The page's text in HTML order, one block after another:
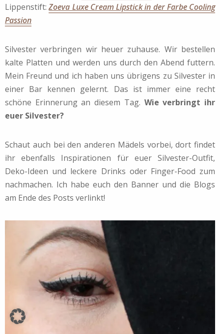
Lippenstift:Zoeva Luxe Cream Lipstick in der Farbe Cooling
Passion
Silvester verbringen wir heuer zuhause. Wir bestellen
kalte Platten und werden uns durch den Abend futtern.
Mein Freund und ich haben uns übrigens zu Silvester in
einer Bar kennen gelernt. Das ist immer eine recht
schöne Erinnerung an diesem Tag. Wie verbringt ihr
euer Silvester?
Schaut auch bei den anderen Mädels vorbei, dort findet
ihr ebenfalls Inspirationen für euer Silvester-Outfit,
Deko-Ideen und leckere Drinks oder Finger-Food zum
nachmachen. Ich habe euch den Banner und die Blogs
am Ende des Posts verlinkt!